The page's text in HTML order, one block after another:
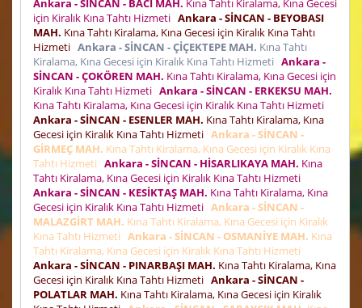
için Kiralık Kına Tahtı Hizmeti Ankara - SİNCAN - BEYOBASI
MAH. Kına Tahtı Kiralama, Kına Gecesi için Kiralık Kına Tahtı
Hizmeti Ankara - SİNCAN - ÇİÇEKTEPE MAH. Kına Tahtı
Kiralama, Kına Gecesi için Kiralık Kına Tahtı Hizmeti Ankara -
SİNCAN - ÇOKÖREN MAH. Kına Tahtı Kiralama, Kına Gecesi için
Kiralık Kına Tahtı Hizmeti Ankara - SİNCAN - ERKEKSU MAH.
Kına Tahtı Kiralama, Kına Gecesi için Kiralık Kına Tahtı Hizmeti
Ankara - SİNCAN - ESENLER MAH. Kına Tahtı Kiralama, Kına
Gecesi için Kiralık Kına Tahtı Hizmeti Ankara - SİNCAN -
GİRMEÇ MAH. Kına Tahtı Kiralama, Kına Gecesi için Kiralık Kına
Tahtı Hizmeti Ankara - SİNCAN - HİSARLIKAYA MAH. Kına
Tahtı Kiralama, Kına Gecesi için Kiralık Kına Tahtı Hizmeti
Ankara - SİNCAN - KESİKTAŞ MAH. Kına Tahtı Kiralama, Kına
Gecesi için Kiralık Kına Tahtı Hizmeti Ankara - SİNCAN -
MALAZGİRT MAH. Kına Tahtı Kiralama, Kına Gecesi için Kiralık
Kına Tahtı Hizmeti Ankara - SİNCAN - OSMANİYE MAH. Kına
Tahtı Kiralama, Kına Gecesi için Kiralık Kına Tahtı Hizmeti
Ankara - SİNCAN - PINARBAŞI MAH. Kına Tahtı Kiralama, Kına
Gecesi için Kiralık Kına Tahtı Hizmeti Ankara - SİNCAN -
POLATLAR MAH. Kına Tahtı Kiralama, Kına Gecesi için Kiralık